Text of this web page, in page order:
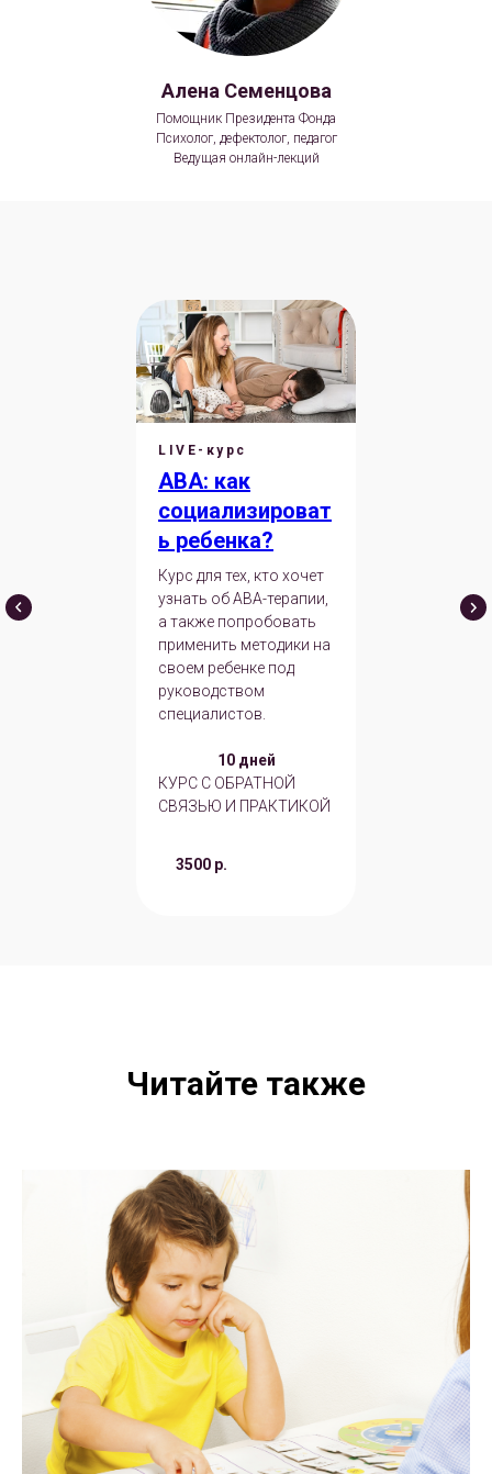
Алена Семенцова
Помощник Президента Фонда
Психолог, дефектолог, педагог
Ведущая онлайн-лекций
LIVE-курс
ABA: как
социализироват
ь ребенка?
Курс для тех, кто хочет
узнать об ABA-терапии,
а также попробовать
применить методики на
своем ребенке под
руководством
специалистов.
10 дней
КУРС С ОБРАТНОЙ
СВЯЗЬЮ И ПРАКТИКОЙ
3500 р.
Читайте также